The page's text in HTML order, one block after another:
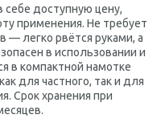
себе доступную цену,
применения. Не требует
легко рвётся руками, а
в использовании и
в компактной намотке
для частного, так и для
Срок хранения при